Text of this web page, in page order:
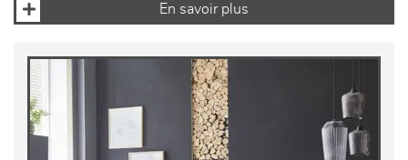
En savoir plus